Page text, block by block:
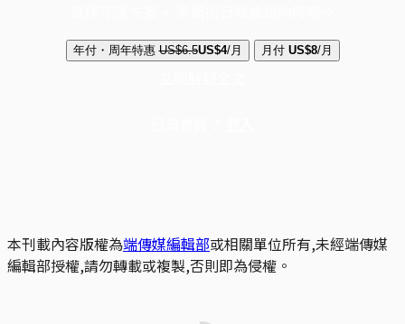
年付・周年特惠 US$6.5US$4/月 月付 US$8/月
本刊載內容版權為端傳媒編輯部或相關單位所有,未經端傳媒
編輯部授權,請勿轉載或複製,否則即為侵權。